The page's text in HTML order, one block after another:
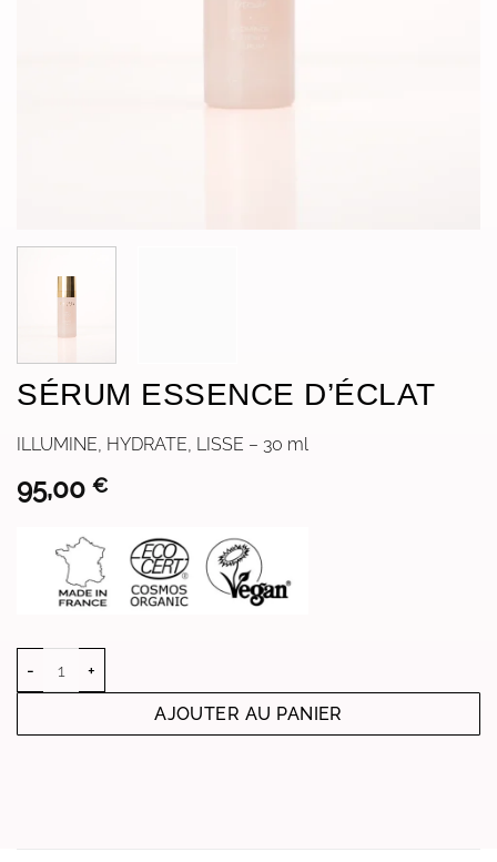
SÉRUM ESSENCE D’ÉCLAT
ILLUMINE, HYDRATE, LISSE – 30 ml
95,00 €
AJOUTER AU PANIER